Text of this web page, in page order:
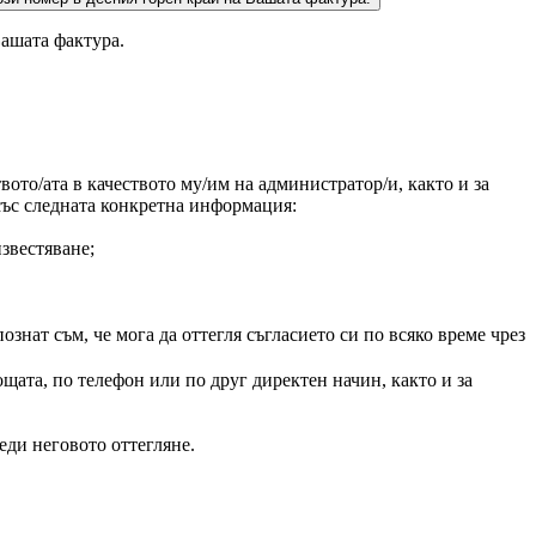
фактура.
ата в качеството му/им на администратор/и, както и за
следната конкретна информация:
съм, че мога да оттегля съгласието си по всяко време чрез
по телефон или по друг директен начин, както и за
неговото оттегляне.